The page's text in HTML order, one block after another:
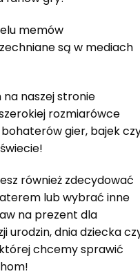
memów
są w mediach
naszej stronie
rozmiarówce
gier, bajek
również zdecydować
lub wybrać inne
na prezent dla
urodzin, dnia dziecka
chcemy sprawić